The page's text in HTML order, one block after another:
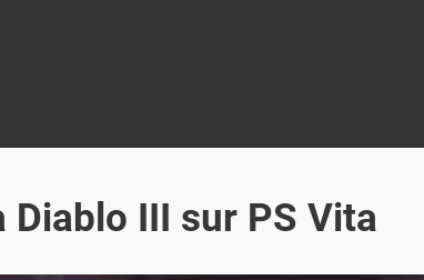
III sur PS Vita